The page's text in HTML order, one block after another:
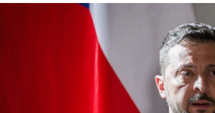
Zaznamenali jste událost? Máte pro
Pošlete nám mail